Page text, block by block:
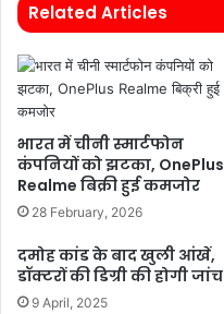
Related Articles
भारत में चीनी स्मार्टफोन
कंपनियों को झटका, OnePlus
Realme बिक्री हुई कमजोर
28 February, 2026
दमोह कांड के बाद खुली आंखें,
डॉक्टरों की डिग्री की होगी जांच
9 April, 2025